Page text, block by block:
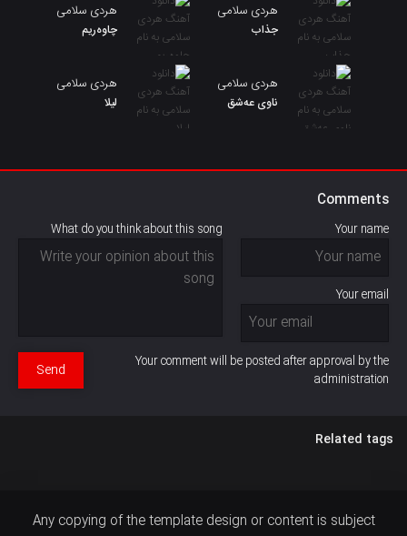
هردی سلامی
جذاب
هردی سلامی
چاوەریم
هردی سلامی
ناوی عەشق
هردی سلامی
لیلا
Comments
Your name
Your email
What do you think about this song
Your comment will be posted after approval by the
administration
Send
Related tags
Any copying of the template design or content is subject